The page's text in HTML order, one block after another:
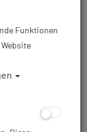
Funktionen